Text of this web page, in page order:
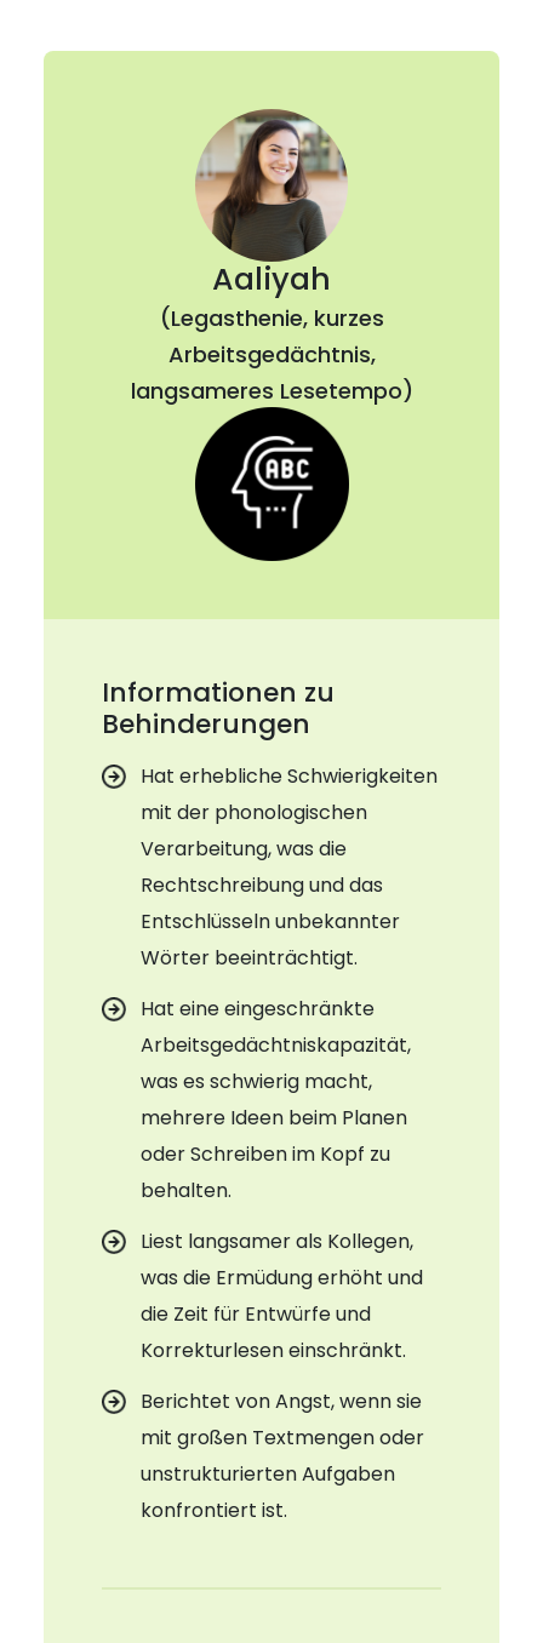
Aaliyah
(Legasthenie, kurzes
Arbeitsgedächtnis,
langsameres Lesetempo)
Informationen zu
Behinderungen
Hat erhebliche Schwierigkeiten
mit der phonologischen
Verarbeitung, was die
Rechtschreibung und das
Entschlüsseln unbekannter
Wörter beeinträchtigt.
Hat eine eingeschränkte
Arbeitsgedächtniskapazität,
was es schwierig macht,
mehrere Ideen beim Planen
oder Schreiben im Kopf zu
behalten.
Liest langsamer als Kollegen,
was die Ermüdung erhöht und
die Zeit für Entwürfe und
Korrekturlesen einschränkt.
Berichtet von Angst, wenn sie
mit großen Textmengen oder
unstrukturierten Aufgaben
konfrontiert ist.